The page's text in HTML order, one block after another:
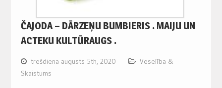
ČAJODA – DĀRZEŅU BUMBIERIS . MAIJU UN
ACTEKU KULTŪRAUGS .
trešdiena augusts 5th, 2020
Veselība &
Skaistums